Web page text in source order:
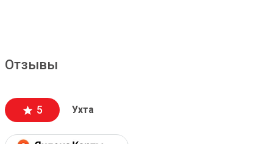
Отзывы
5 Ухта